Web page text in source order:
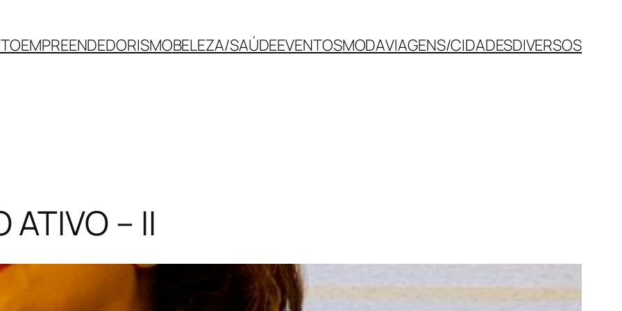
EMPREENDEDORISMOBELEZA/SAÚDEEVENTOSMODAVIAGENS/CIDADESDIVERSOS
ATIVO – II